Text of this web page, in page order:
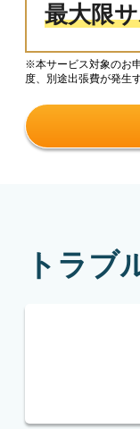
最大限
※本サービス対象のお
度、別途出張費が発生
トラ